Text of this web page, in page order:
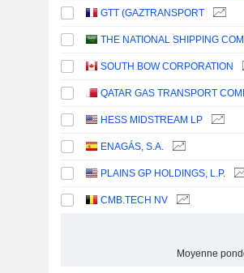
GTT (GAZTRANSPORT
SOUTH BOW CORPORATION
HESS MIDSTREAM LP
ENAGÁS, S.A.
PLAINS GP HOLDINGS, L.P.
CMB.TECH NV
Moyenne